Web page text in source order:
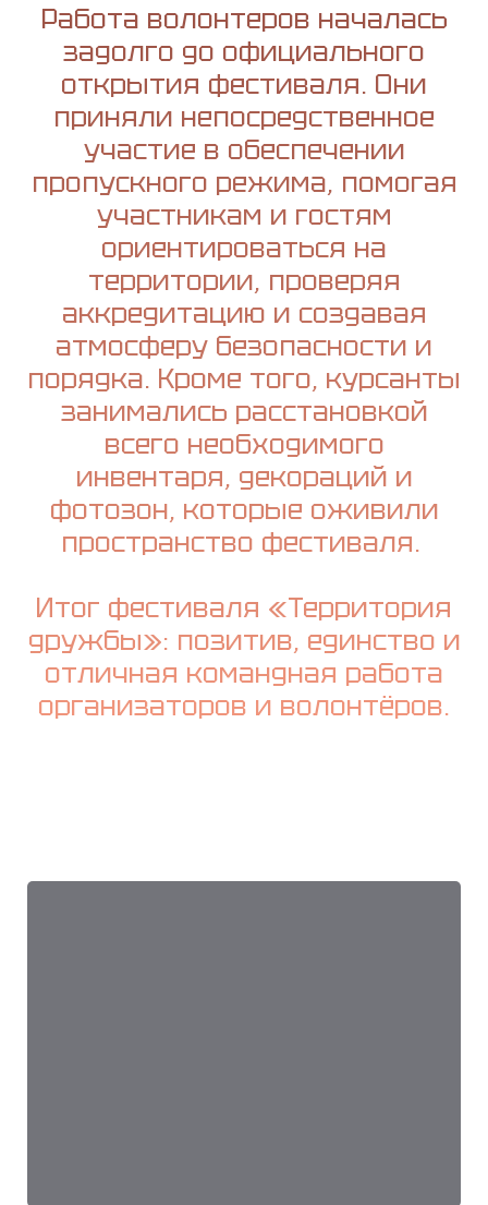
Работа волонтеров началась
задолго до официального
открытия фестиваля. Они
приняли непосредственное
участие в обеспечении
пропускного режима, помогая
участникам и гостям
ориентироваться на
территории, проверяя
аккредитацию и создавая
атмосферу безопасности и
порядка. Кроме того, курсанты
занимались расстановкой
всего необходимого
инвентаря, декораций и
фотозон, которые оживили
пространство фестиваля.
Итог фестиваля «Территория
дружбы»: позитив, единство и
отличная командная работа
организаторов и волонтёров.